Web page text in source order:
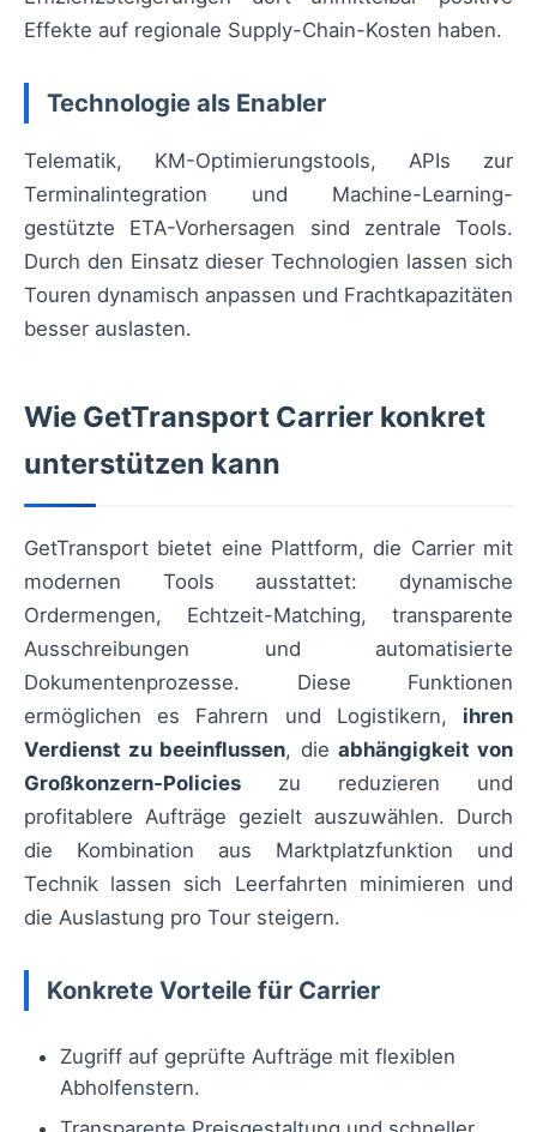
Effekte auf regionale Supply-Chain-Kosten haben.
Technologie als Enabler
Telematik, KM-Optimierungstools, APIs zur
Terminalintegration und Machine-Learning-
gestützte ETA-Vorhersagen sind zentrale Tools.
Durch den Einsatz dieser Technologien lassen sich
Touren dynamisch anpassen und Frachtkapazitäten
besser auslasten.
Wie GetTransport Carrier konkret
unterstützen kann
GetTransport bietet eine Plattform, die Carrier mit
modernen Tools ausstattet: dynamische
Ordermengen, Echtzeit-Matching, transparente
Ausschreibungen und automatisierte
Dokumentenprozesse. Diese Funktionen
ermöglichen es Fahrern und Logistikern, ihren
Verdienst zu beeinflussen, die abhängigkeit von
Großkonzern-Policies zu reduzieren und
profitablere Aufträge gezielt auszuwählen. Durch
die Kombination aus Marktplatzfunktion und
Technik lassen sich Leerfahrten minimieren und
die Auslastung pro Tour steigern.
Konkrete Vorteile für Carrier
Zugriff auf geprüfte Aufträge mit flexiblen
Abholfenstern.